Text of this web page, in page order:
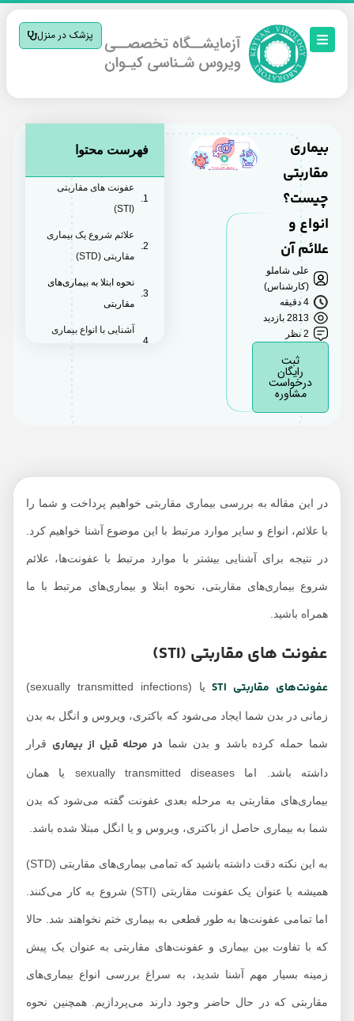
پزشک در منزل
بیماری
مقاربتی
چیست؟
انواع و
علائم آن
علی شاملو
(کارشناس)
4 دقیقه
2813 بازدید
2 نظر
رایگان
درخواست
مشاوره
فهرست محتوا
عفونت های مقاربتی
علائم شروع یک بیماری
مقاربتی (STD)
نحوه ابتلا به بیماری‌های
مقاربتی
آشنایی با انواع بیماری
در این مقاله به بررسی بیماری مقاربتی خواهیم پرداخت و شما را
با علائم، انواع و سایر موارد مرتبط با این موضوع آشنا خواهیم کرد.
در نتیجه برای آشنایی بیشتر با موارد مرتبط با عفونت‌ها، علائم
شروع بیماری‌های مقاربتی، نحوه ابتلا و بیماری‌های مرتبط با ما
همراه باشید.
عفونت های مقاربتی (STI)
عفونت‌های مقاربتی STI یا (sexually transmitted infections)
زمانی در بدن شما ایجاد می‌شود که باکتری، ویروس و انگل به بدن
شما حمله کرده باشد و بدن شما در مرحله قبل از بیماریقرار
داشته باشد. اما sexually transmitted diseases یا همان
بیماری‌های مقاربتی به مرحله بعدی عفونت گفته می‌شود که بدن
شما به بیماری حاصل از باکتری، ویروس و یا انگل مبتلا شده باشد.
به این نکته دقت داشته باشید که تمامی بیماری‌های مقاربتی (STD)
همیشه با عنوان یک عفونت مقاربتی (STI) شروع به کار می‌کنند.
اما تمامی عفونت‌ها به طور قطعی به بیماری ختم نخواهند شد. حالا
که با تفاوت بین بیماری و عفونت‌های مقاربتی به عنوان یک پیش
زمینه بسیار مهم آشنا شدید، به سراغ بررسی انواع بیماری‌های
مقاربتی که در حال حاضر وجود دارند می‌پردازیم. همچنین نحوه